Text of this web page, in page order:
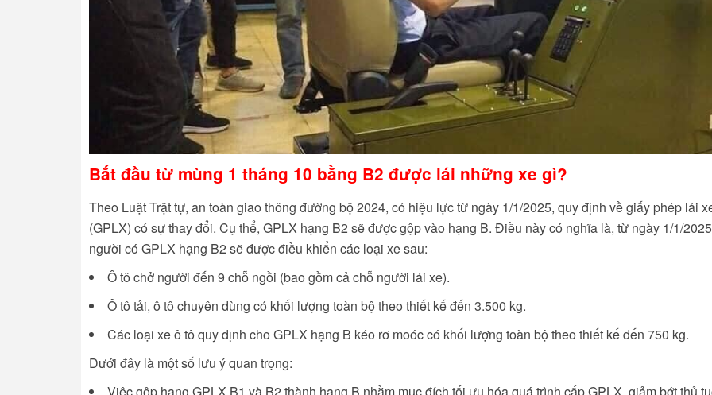
Bắt đầu từ mùng 1 tháng 10 bằng B2 được lái những xe gì?
Theo Luật Trật tự, an toàn giao thông đường bộ 2024, có hiệu lực từ ngày 1/1/2025, quy định về giấy phép lái
(GPLX) có sự thay đổi. Cụ thể, GPLX hạng B2 sẽ được gộp vào hạng B. Điều này có nghĩa là, từ ngày 1/1/
người có GPLX hạng B2 sẽ được điều khiển các loại xe sau:
Ô tô chở người đến 9 chỗ ngồi (bao gồm cả chỗ người lái xe).
Ô tô tải, ô tô chuyên dùng có khối lượng toàn bộ theo thiết kế đến 3.500 kg.
Các loại xe ô tô quy định cho GPLX hạng B kéo rơ moóc có khối lượng toàn bộ theo thiết kế đến 750 kg.
Dưới đây là một số lưu ý quan trọng:
Việc gộp hạng GPLX B1 và B2 thành hạng B nhằm mục đích tối ưu hóa quá trình cấp GPLX, giảm bớt thủ